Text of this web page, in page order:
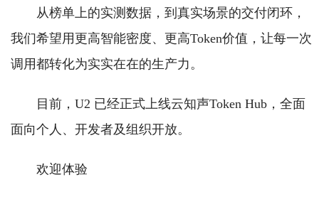
从榜单上的实测数据，到真实场景的交付闭环，
我们希望用更高智能密度、更高Token价值，让每一次
调用都转化为实实在在的生产力。
目前，U2 已经正式上线云知声Token Hub，全面
面向个人、开发者及组织开放。
欢迎体验